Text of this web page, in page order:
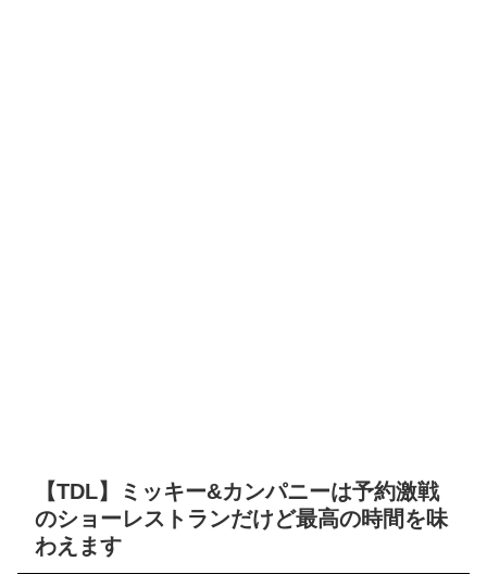
【TDL】ミッキー&カンパニーは予約激戦
のショーレストランだけど最高の時間を味
わえます